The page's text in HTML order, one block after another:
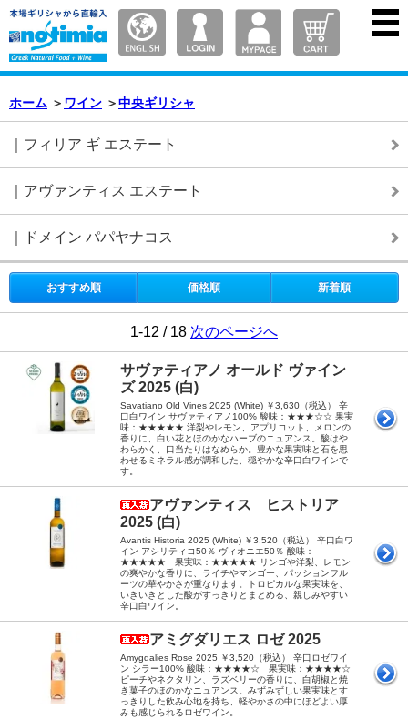
ホーム ＞ ワイン ＞中央ギリシャ
｜フィリア ギ エステート
｜アヴァンティス エステート
｜ドメイン パパヤナコス
おすすめ順 価格順 新着順
1-12 / 18 次のページへ
サヴァティアノ オールド ヴァイン
ズ 2025 (白)
Savatiano Old Vines 2025 (White) ￥3,630（税込） 辛
口白ワイン サヴァティアノ100% 酸味：★★★☆☆ 果実
味：★★★★★ 洋梨やレモン、アプリコット、メロンの
香りに、白い花とほのかなハーブのニュアンス。酸はや
わらかく、口当たりはなめらか。豊かな果実味と石を思
わせるミネラル感が調和した、穏やかな辛口白ワインで
す。
アヴァンティス ヒストリア
2025 (白)
Avantis Historia 2025 (White) ￥3,520（税込） 辛口白ワ
イン アシリティコ50％ ヴィオニエ50％ 酸味：
★★★★★ 果実味：★★★★★ リンゴや洋梨、レモン
の爽やかな香りに、ライチやマンゴー、パッションフル
ーツの華やかさが重なります。トロピカルな果実味を、
いきいきとした酸がすっきりとまとめる、親しみやすい
辛口白ワイン。
アミグダリエス ロゼ 2025
Amygdalies Rose 2025 ￥3,520（税込） 辛口ロゼワイ
ン シラー100% 酸味：★★★★☆ 果実味：★★★★☆
ピーチやネクタリン、ラズベリーの香りに、白胡椒と焼
き菓子のほのかなニュアンス。みずみずしい果実味とす
っきりした飲み心地を持ち、軽やかさの中にほどよい厚
みも感じられるロゼワイン。